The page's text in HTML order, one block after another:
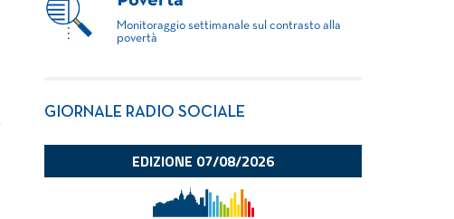
Monitoraggio settimanale sul contrasto alla
povertà
GIORNALE RADIO SOCIALE